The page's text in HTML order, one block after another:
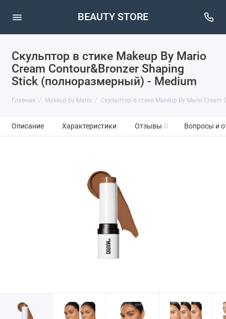
BEAUTY STORE
Скульптор в стике Makeup By Mario
Cream Contour&Bronzer Shaping
Stick (полноразмерный) - Medium
Главная Makeup by Mario Скульптор в стике Makeup By Mario
Описание Характеристики Отзывы 0 Вопросы и